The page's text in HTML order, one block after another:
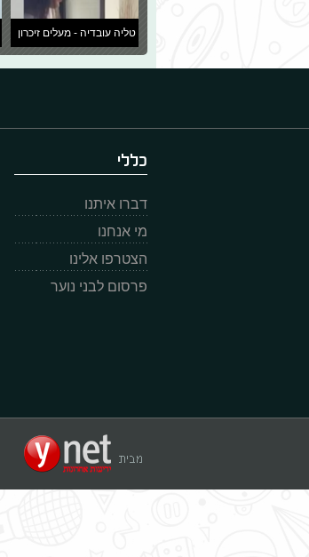
טליה עובדיה - מעלים זיכרון
כללי
דברו איתנו
מי אנחנו
הצטרפו אלינו
פרסום לבני נוער